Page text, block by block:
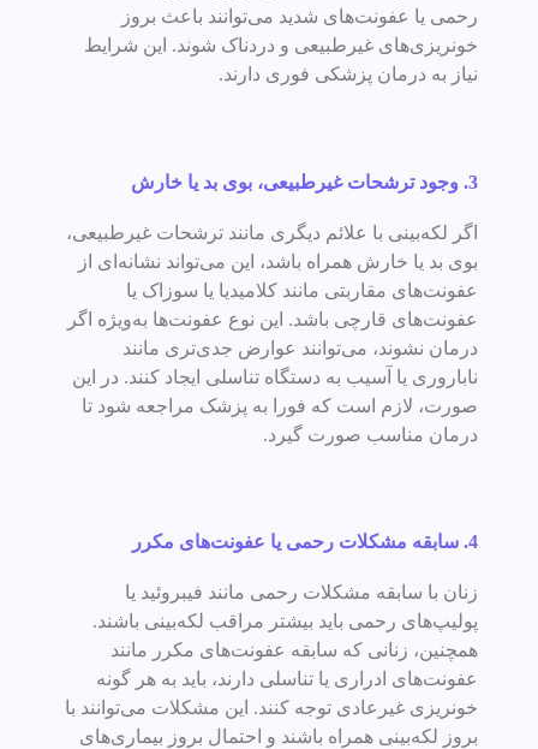
رحمی یا عفونت‌های شدید می‌توانند باعث بروز
خونریزی‌های غیرطبیعی و دردناک شوند. این شرایط
نیاز به درمان پزشکی فوری دارند.
3. وجود ترشحات غیرطبیعی، بوی بد یا خارش
اگر لکه‌بینی با علائم دیگری مانند ترشحات غیرطبیعی،
بوی بد یا خارش همراه باشد، این می‌تواند نشانه‌ای از
عفونت‌های مقاربتی مانند کلامیدیا یا سوزاک یا
عفونت‌های قارچی باشد. این نوع عفونت‌ها به‌ویژه اگر
درمان نشوند، می‌توانند عوارض جدی‌تری مانند
ناباروری یا آسیب به دستگاه تناسلی ایجاد کنند. در این
صورت، لازم است که فورا به پزشک مراجعه شود تا
درمان مناسب صورت گیرد.
4. سابقه مشکلات رحمی یا عفونت‌های مکرر
زنان با سابقه مشکلات رحمی مانند فیبروئید یا
پولیپ‌های رحمی باید بیشتر مراقب لکه‌بینی باشند.
همچنین، زنانی که سابقه عفونت‌های مکرر مانند
عفونت‌های ادراری یا تناسلی دارند، باید به هر گونه
خونریزی غیرعادی توجه کنند. این مشکلات می‌توانند با
بروز لکه‌بینی همراه باشند و احتمال بروز بیماری‌های